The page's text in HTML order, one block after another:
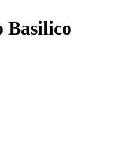
Basilico